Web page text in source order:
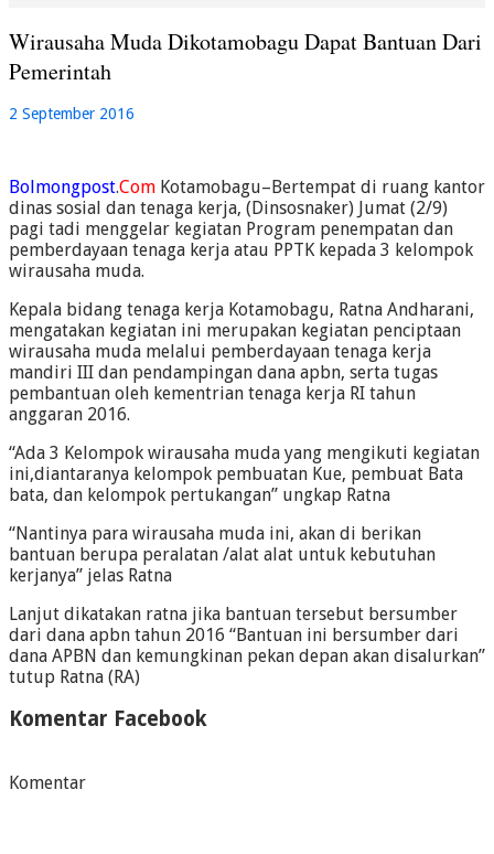
Wirausaha Muda Dikotamobagu Dapat Bantuan Dari
Pemerintah
2 September 2016
Bolmongpost.Com Kotamobagu–Bertempat di ruang kantor
dinas sosial dan tenaga kerja, (Dinsosnaker) Jumat (2/9)
pagi tadi menggelar kegiatan Program penempatan dan
pemberdayaan tenaga kerja atau PPTK kepada 3 kelompok
wirausaha muda.
Kepala bidang tenaga kerja Kotamobagu, Ratna Andharani,
mengatakan kegiatan ini merupakan kegiatan penciptaan
wirausaha muda melalui pemberdayaan tenaga kerja
mandiri III dan pendampingan dana apbn, serta tugas
pembantuan oleh kementrian tenaga kerja RI tahun
anggaran 2016.
“Ada 3 Kelompok wirausaha muda yang mengikuti kegiatan
ini,diantaranya kelompok pembuatan Kue, pembuat Bata
bata, dan kelompok pertukangan” ungkap Ratna
“Nantinya para wirausaha muda ini, akan di berikan
bantuan berupa peralatan /alat alat untuk kebutuhan
kerjanya” jelas Ratna
Lanjut dikatakan ratna jika bantuan tersebut bersumber
dari dana apbn tahun 2016 “Bantuan ini bersumber dari
dana APBN dan kemungkinan pekan depan akan disalurkan”
tutup Ratna (RA)
Komentar Facebook
Komentar